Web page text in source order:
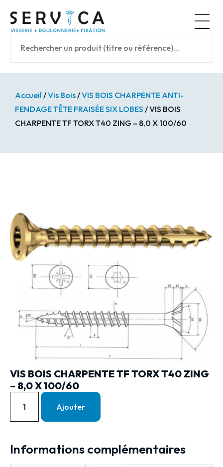
Accueil /Vis Bois/VIS BOIS CHARPENTE ANTI-
FENDAGE TÊTE FRAISÉE SIX LOBES / VIS BOIS
CHARPENTE TF TORX T40 ZING – 8,0 X 100/60
VIS BOIS CHARPENTE TF TORX T40 ZING
– 8,0 X 100/60
Ajouter
Informations complémentaires